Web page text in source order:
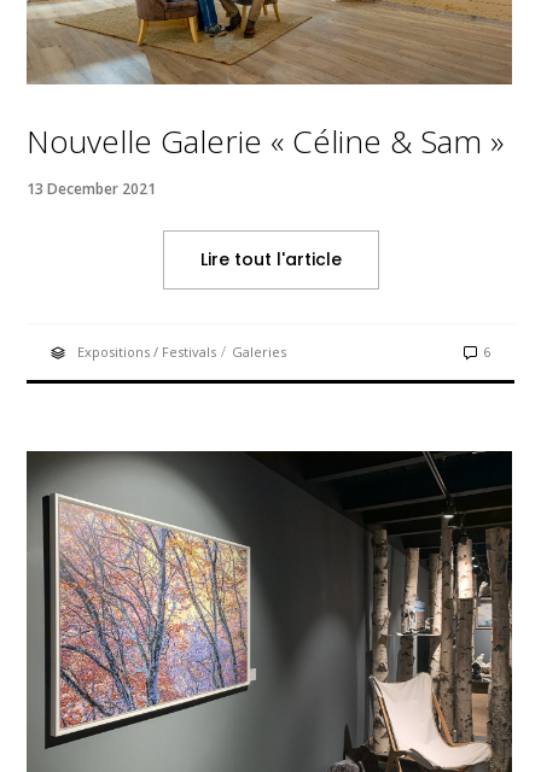
Nouvelle Galerie « Céline & Sam »
13 December 2021
Lire tout l'article
Expositions / Festivals / Galeries 6